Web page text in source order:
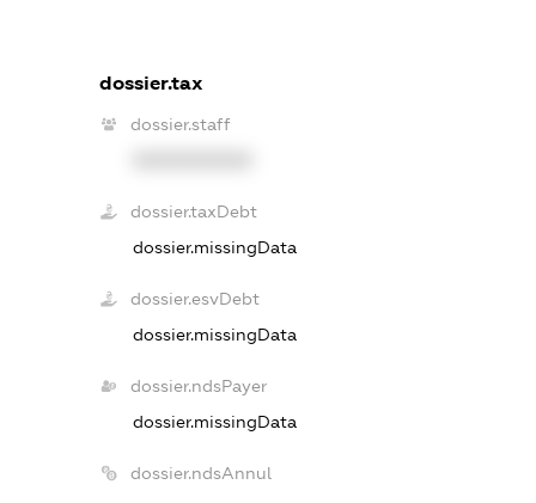
dossier.tax
dossier.staff
dossier.taxDebt
dossier.missingData
dossier.esvDebt
dossier.missingData
dossier.ndsPayer
dossier.missingData
dossier.ndsAnnul